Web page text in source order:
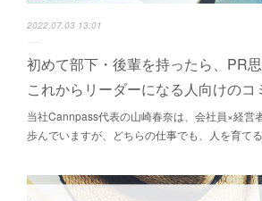
2022.07.03 13:01
初めて部下・後輩を持ったら、PR思
これからリーダーになる人向けの
当社Cannpass代表の山崎春奈は、会社員×経営
歩んでいますが、どちらの仕事でも、人を育て